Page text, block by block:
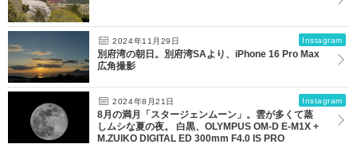
2024年11月29日 Instagram
別府湾の朝日。別府湾SAより、iPhone 16 Pro Max
広角撮影
2024年8月21日 Instagram
8月の満月「スタージェンムーン」。雲が多くて蒸
しムシな夏の夜。 白黒、OLYMPUS OM-D E-M1X +
M.ZUIKO DIGITAL ED 300mm F4.0 IS PRO